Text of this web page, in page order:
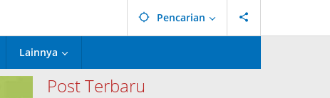
Pencarian
Lainnya
Post Terbaru